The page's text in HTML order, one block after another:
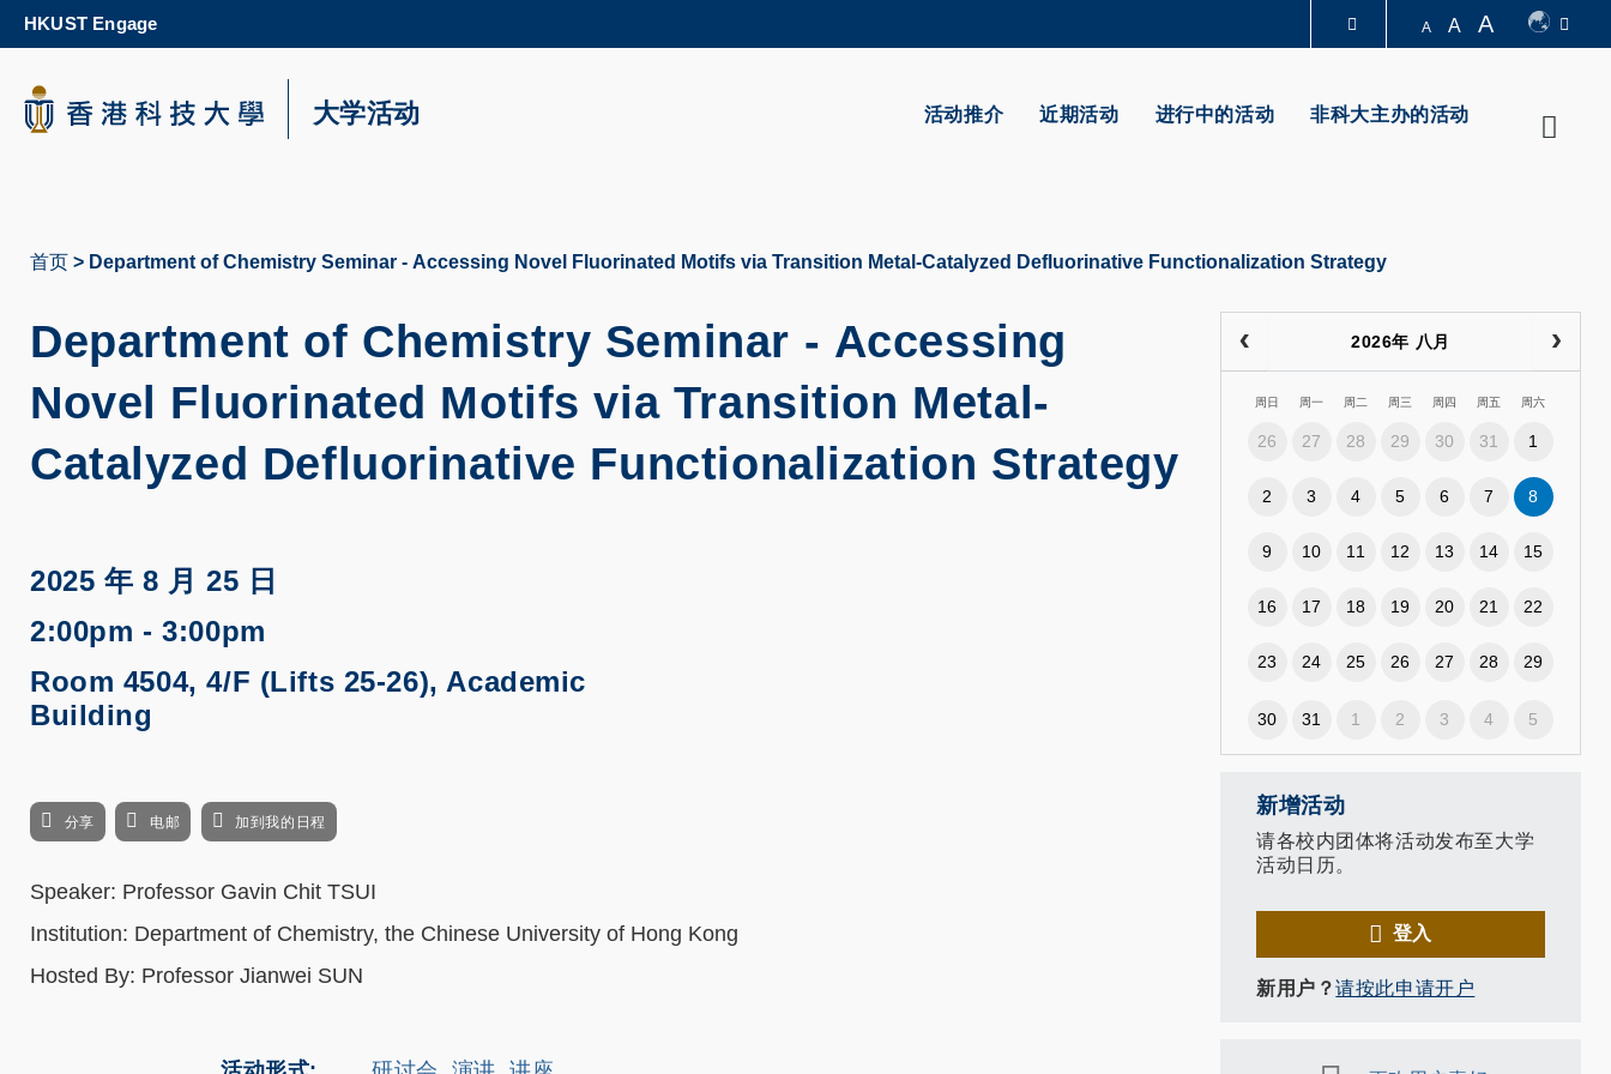
content
更多科大概览
科大新闻 生活@科大 图书馆
HKUST Engage A A A
活动推介 近期活动 进行中的活动 非科大主办的活动
大学活动
包
首页 Department of Chemistry Seminar - Accessing Novel Fluorinated Motifs via Transition Metal-Catalyzed Defluorinative Functionalization Strategy
Department of Chemistry Seminar - Accessing
Novel Fluorinated Motifs via Transition Metal-
Catalyzed Defluorinative Functionalization Strategy
2025 年 8 月 25 日
2:00pm - 3:00pm
Room 4504, 4/F (Lifts 25-26), Academic
Building
分享 电邮 加到我的日程
Speaker: Professor Gavin Chit TSUI
Institution: Department of Chemistry, the Chinese University of Hong Kong
Hosted By: Professor Jianwei SUN
2026年 八月
周日 周一 周二 周三 周四 周五 周六
26 27 28 29 30 31 1
2 3 4 5 6 7 8
9 10 11 12 13 14 15
16 17 18 19 20 21 22
23 24 25 26 27 28 29
30 31 1 2 3 4 5
新增活动
请各校内团体将活动发布至大学
活动日历。
登入
新用户？请按此申请开户